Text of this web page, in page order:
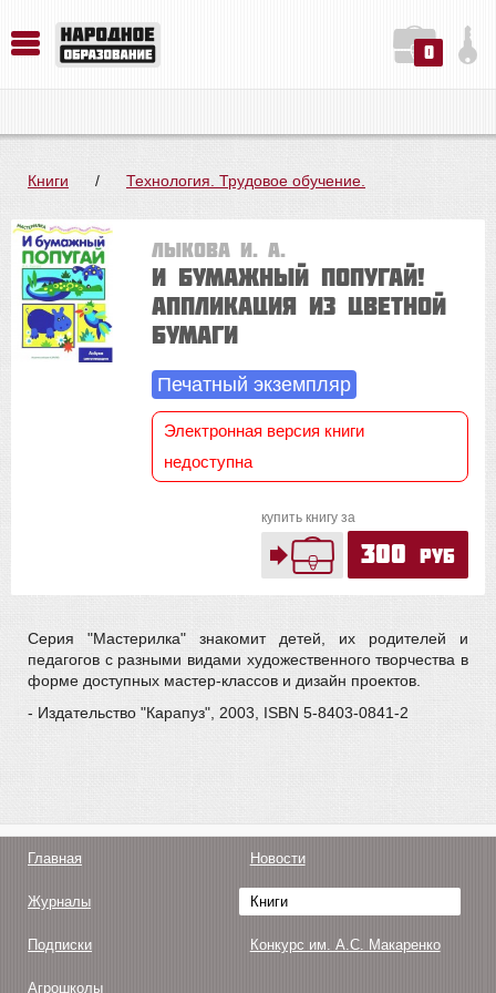
0
Книги / Технология. Трудовое обучение.
Лыкова И. А.
И бумажный попугай!
Аппликация из цветной
бумаги
Печатный экземпляр
Электронная версия книги
недоступна
купить книгу за
300 руб
Серия "Мастерилка" знакомит детей, их родителей и
педагогов с разными видами художественного творчества в
форме доступных мастер-классов и дизайн проектов.
- Издательство "Карапуз", 2003, ISBN 5-8403-0841-2
Главная Новости
Журналы Книги
Подписки Конкурс им. А.С. Макаренко
Агрошколы